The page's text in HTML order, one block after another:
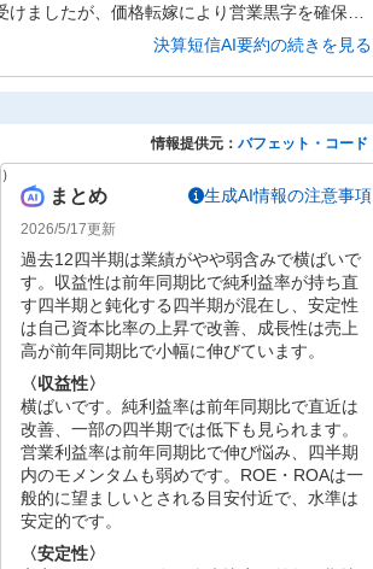
ましたが、価格転嫁により営業黒字を確保。
26.3%増)に。自己資本比率は43.3%に改善
決算短信AI要約の続きを見る
情報提供元： バフェット・コード
まとめ 生成AI情報の注意事項
2026/5/17更新
過去12四半期は業績がやや弱含みで横ばいで
す。収益性は前年同期比で純利益率が持ち直
す四半期と鈍化する四半期が混在し、安定性
は自己資本比率の上昇で改善、成長性は売上
高が前年同期比で小幅に伸びています。
〈収益性〉
横ばいです。純利益率は前年同期比で直近は
改善、一部の四半期では低下も見られます。
営業利益率は前年同期比で伸び悩み、四半期
内のモメンタムも弱めです。ROE・ROAは一
般的に望ましいとされる目安付近で、水準は
安定的です。
〈安定性〉